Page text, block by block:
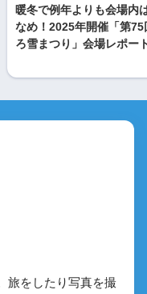
暖冬で例年よりも会場内
なめ！2025年開催「第75
ろ雪まつり」会場レポー
旅をしたり写真を撮